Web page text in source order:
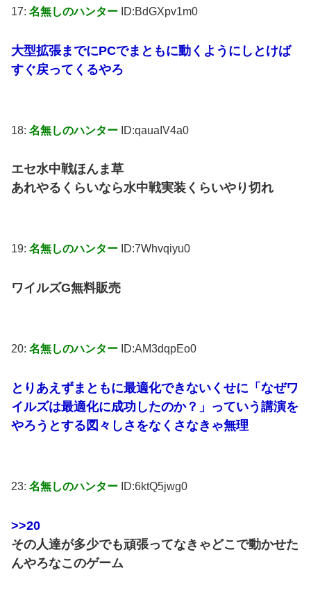
17: 名無しのハンター ID:BdGXpv1m0
大型拡張までにPCでまともに動くようにしとけば
すぐ戻ってくるやろ
18: 名無しのハンター ID:qauaIV4a0
エセ水中戦ほんま草
あれやるくらいなら水中戦実装くらいやり切れ
19: 名無しのハンター ID:7Whvqiyu0
ワイルズG無料販売
20: 名無しのハンター ID:AM3dqpEo0
とりあえずまともに最適化できないくせに「なぜワ
イルズは最適化に成功したのか？」っていう講演を
やろうとする図々しさをなくさなきゃ無理
23: 名無しのハンター ID:6ktQ5jwg0
>>20
その人達が多少でも頑張ってなきゃどこで動かせた
んやろなこのゲーム